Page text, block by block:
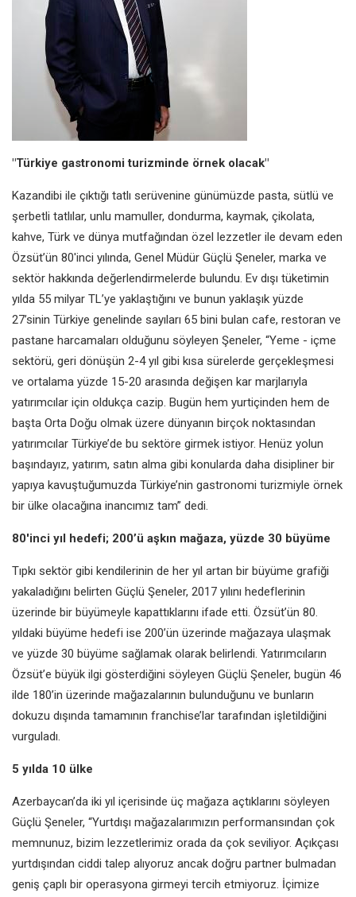
"Türkiye gastronomi turizminde örnek olacak"
Kazandibi ile çıktığı tatlı serüvenine günümüzde pasta, sütlü ve
şerbetli tatlılar, unlu mamuller, dondurma, kaymak, çikolata,
kahve, Türk ve dünya mutfağından özel lezzetler ile devam eden
Özsüt’ün 80'inci yılında, Genel Müdür Güçlü Şeneler, marka ve
sektör hakkında değerlendirmelerde bulundu. Ev dışı tüketimin
yılda 55 milyar TL’ye yaklaştığını ve bunun yaklaşık yüzde
27’sinin Türkiye genelinde sayıları 65 bini bulan cafe, restoran ve
pastane harcamaları olduğunu söyleyen Şeneler, “Yeme - içme
sektörü, geri dönüşün 2-4 yıl gibi kısa sürelerde gerçekleşmesi
ve ortalama yüzde 15-20 arasında değişen kar marjlarıyla
yatırımcılar için oldukça cazip. Bugün hem yurtiçinden hem de
başta Orta Doğu olmak üzere dünyanın birçok noktasından
yatırımcılar Türkiye’de bu sektöre girmek istiyor. Henüz yolun
başındayız, yatırım, satın alma gibi konularda daha disipliner bir
yapıya kavuştuğumuzda Türkiye’nin gastronomi turizmiyle örnek
bir ülke olacağına inancımız tam” dedi.
80'inci yıl hedefi; 200’ü aşkın mağaza, yüzde 30 büyüme
Tıpkı sektör gibi kendilerinin de her yıl artan bir büyüme grafiği
yakaladığını belirten Güçlü Şeneler, 2017 yılını hedeflerinin
üzerinde bir büyümeyle kapattıklarını ifade etti. Özsüt’ün 80.
yıldaki büyüme hedefi ise 200’ün üzerinde mağazaya ulaşmak
ve yüzde 30 büyüme sağlamak olarak belirlendi. Yatırımcıların
Özsüt’e büyük ilgi gösterdiğini söyleyen Güçlü Şeneler, bugün 46
ilde 180’in üzerinde mağazalarının bulunduğunu ve bunların
dokuzu dışında tamamının franchise’lar tarafından işletildiğini
vurguladı.
5 yılda 10 ülke
Azerbaycan’da iki yıl içerisinde üç mağaza açtıklarını söyleyen
Güçlü Şeneler, “Yurtdışı mağazalarımızın performansından çok
memnunuz, bizim lezzetlerimiz orada da çok seviliyor. Açıkçası
yurtdışından ciddi talep alıyoruz ancak doğru partner bulmadan
geniş çaplı bir operasyona girmeyi tercih etmiyoruz. İçimize